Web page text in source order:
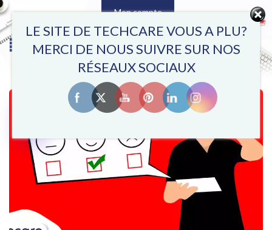
Mon compte
LE SITE DE TECHCARE VOUS A PLU?
MERCI DE NOUS SUIVRE SUR NOS
RÉSEAUX SOCIAUX